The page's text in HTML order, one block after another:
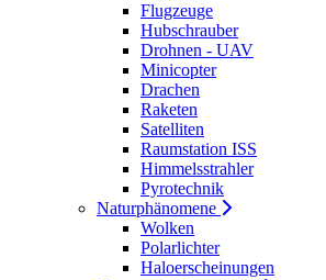
Flugzeuge
Hubschrauber
Drohnen - UAV
Minicopter
Drachen
Raketen
Satelliten
Raumstation ISS
Himmelsstrahler
Pyrotechnik
Naturphänomene
Wolken
Polarlichter
Haloerscheinungen